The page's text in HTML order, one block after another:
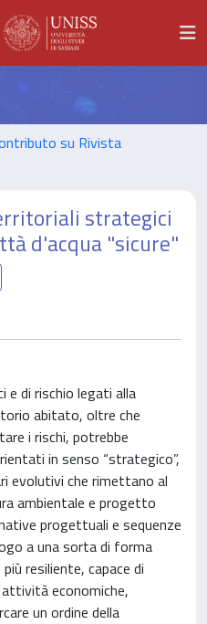
su Rivista
strategici
d'acqua "sicure"
e di rischio legati alla
abitato, oltre che
i rischi, potrebbe
in senso “strategico”,
evolutivi che rimettano al
ambientale e progetto
progettuali e sequenze
a una sorta di forma
resiliente, capace di
economiche,
un ordine della